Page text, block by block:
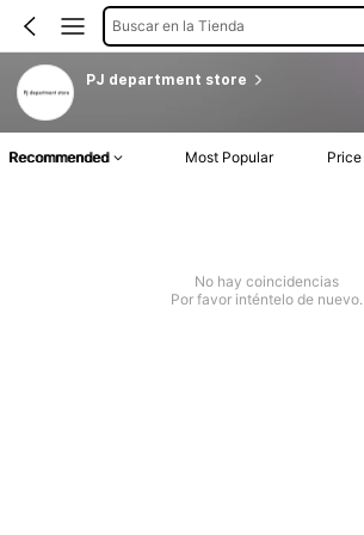
Buscar en la Tienda
PJ department store
Recommended Most Popular Price
No hay coincidencias
Por favor inténtelo de nuevo.